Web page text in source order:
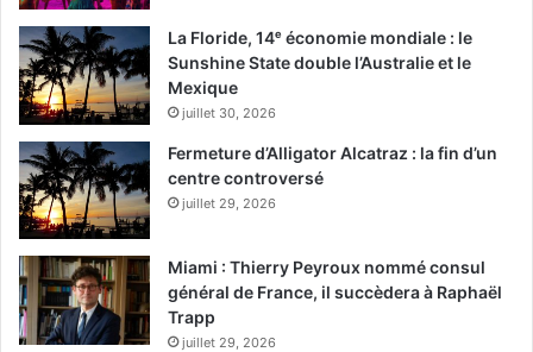
La Floride, 14ᵉ économie mondiale : le
Sunshine State double l’Australie et le
Mexique
juillet 30, 2026
Fermeture d’Alligator Alcatraz : la fin d’un
centre controversé
juillet 29, 2026
Miami : Thierry Peyroux nommé consul
général de France, il succèdera à Raphaël
Trapp
juillet 29, 2026